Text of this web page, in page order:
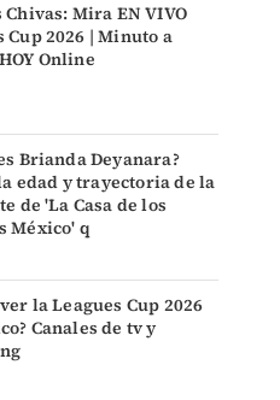
Chivas: Mira EN VIVO
Cup 2026 | Minuto a
Online
Brianda Deyanara?
edad y trayectoria de la
de 'La Casa de los
México' q
la Leagues Cup 2026
Canales de tv y